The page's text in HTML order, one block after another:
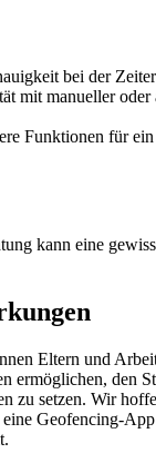
bei der
mit manueller oder
Funktionen für
kann eine
Eltern und
ermöglichen, den
zu setzen. Wir
Geofencing-